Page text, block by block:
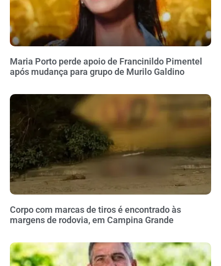
Maria Porto perde apoio de Francinildo Pimentel
após mudança para grupo de Murilo Galdino
Corpo com marcas de tiros é encontrado às
margens de rodovia, em Campina Grande